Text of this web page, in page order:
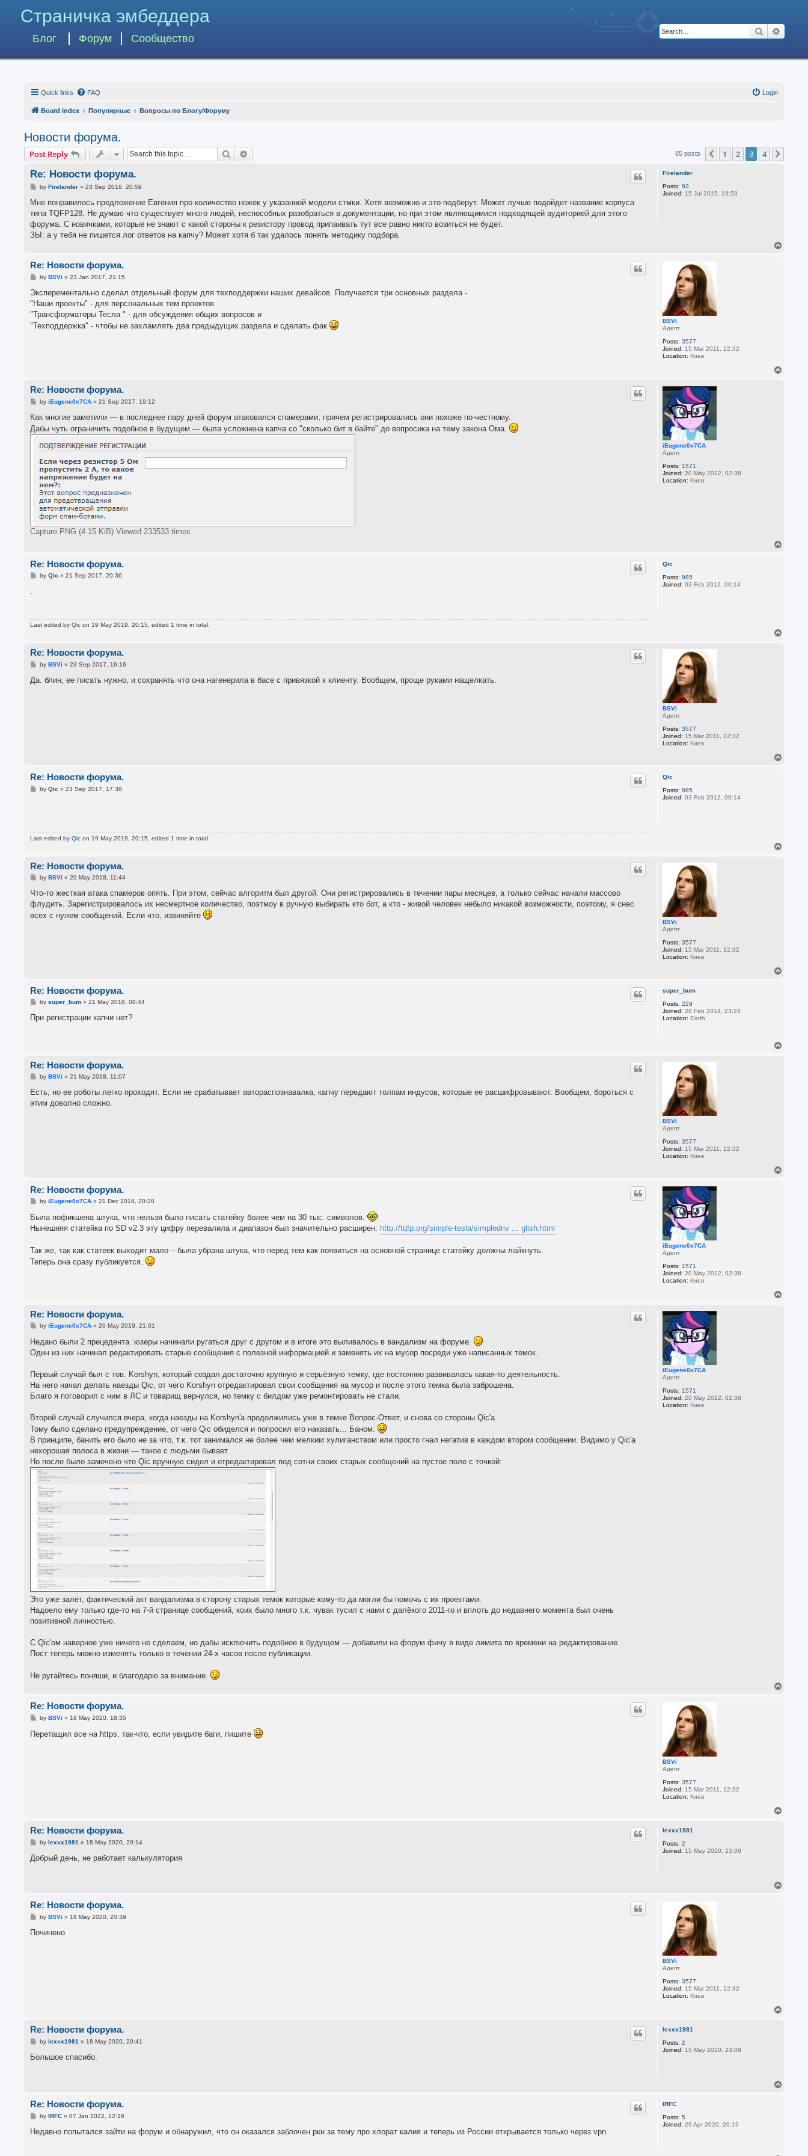
Страничка эмбеддера
Блог Форум Сообщество
Search
Quick links FAQ Login
Board index Популярные Вопросы по Блогу/Форуму
Новости форума.
Post Reply Search 85 posts Previous
1 2 3 4
Firelander
Posts: 93
Joined: 15 Jul 2015, 19:53
Re: Новости форума.
P
s
by Firelander» 23 Sep 2016, 20:59
Мне понравилось предложение Евгения про количество ножек у указанной модели стмки. Хотя возможно и это подберут. Может лучше подойдет название корпуса
типа TQFP128. Не думаю что существует много людей, неспособных разобраться в документации, но при этом являющимися подходящей аудиторией для этого
форума. С новичками, которые не знают с какой стороны к резистору провод припаивать тут все равно никто возиться не будет.
ЗЫ: а у тебя не пишется лог ответов на капчу? Может хотя б так удалось понять методику подбора.
BSVi
Адепт
Posts: 3577
Joined: 15 Mar 2011, 12:32
Location: Киев
Re: Новости форума.
P
s
by BSVi » 23 Jan 2017, 21:15
Эксперементально сделал отдельный форум для техподдержки наших девайсов. Получается три основных раздела -
"Наши проекты" - для персональных тем проектов
"Трансформаторы Тесла " - для обсуждения общих вопросов и
"Техподдержка" - чтобы не захламлять два предыдущих раздела и сделать фак
iEugene0x7CA
Адепт
Posts: 1571
Joined: 20 May 2012, 02:38
Location: Киев
Re: Новости форума.
P
s
by iEugene0x7CA» 21 Sep 2017, 19:12
Как многие заметили — в последнее пару дней форум атаковался спамерами, причем регистрировались они похоже по-честному.
Дабы чуть ограничить подобное в будущем — была усложнена капча со "сколько бит в байте" до вопросика на тему закона Ома.
Capture.PNG (4.15 KiB) Viewed 233533 times
Qic
Posts: 985
Joined: 03 Feb 2012, 00:14
Re: Новости форума.
Pby Qic » 21 Sep 2017, 20:36
.
Last edited by Qic on 19 May 2019, 20:15, edited 1 time in total.
BSVi
Адепт
Posts: 3577
Joined: 15 Mar 2011, 12:32
Location: Киев
Re: Новости форума.
P
s
by BSVi » 23 Sep 2017, 16:16
Да. блин, ее писать нужно, и сохранять что она нагенерила в басе с привязкой к клиенту. Вообщем, проще руками нащелкать.
Qic
Posts: 985
Joined: 03 Feb 2012, 00:14
Re: Новости форума.
Pby Qic » 23 Sep 2017, 17:38
Last edited by Qic on 19 May 2019, 20:15, edited 1 time in total.
BSVi
Адепт
Posts: 3577
Joined: 15 Mar 2011, 12:32
Location: Киев
Re: Новости форума.
P
s
by BSVi » 20 May 2018, 11:44
Что-то жесткая атака спамеров опять. При этом, сейчас алгоритм был другой. Они регистрировались в течении пары месяцев, а только сейчас начали массово
флудить. Зарегистрировалось их несмертное количество, поэтмоу в ручную выбирать кто бот, а кто - живой человек небыло никакой возможности, поэтому, я снес
всех с нулем сообщений. Если что, извиняйте
super_bum
Posts: 229
Joined: 28 Feb 2014, 23:24
Location: Earth
Re: Новости форума.
P
s
by super_bum» 21 May 2018, 08:44
При регистрации капчи нет?
BSVi
Адепт
Posts: 3577
Joined: 15 Mar 2011, 12:32
Location: Киев
Re: Новости форума.
P
s
by BSVi » 21 May 2018, 11:07
Есть, но ее роботы легко проходят. Если не срабатывает автораспознавалка, капчу передают толпам индусов, которые ее расшифровывают. Вообщем, бороться с
этим доволно сложно.
iEugene0x7CA
Адепт
Posts: 1571
Joined: 20 May 2012, 02:38
Location: Киев
Re: Новости форума.
P
s
t
by iEugene0x7CA» 21 Dec 2018, 20:20
Была пофикшена штука, что нельзя было писать статейку более чем на 30 тыс. символов.
Нынешняя статейка по SD v2.3 эту цифру перевалила и диапазон был значительно расширен: http://tqfp.org/simple-tesla/simpledriv ... glish.html
Так же, так как статеек выходит мало – была убрана штука, что перед тем как появиться на основной странице статейку должны лайкнуть.
Теперь она сразу публикуется.
iEugene0x7CA
Адепт
Posts: 1571
Joined: 20 May 2012, 02:38
Location: Киев
Re: Новости форума.
P
s
t
by iEugene0x7CA» 20 May 2019, 21:01
Недано были 2 прецедента. юзеры начинали ругаться друг с другом и в итоге это выливалось в вандализм на форуме.
Один из них начинал редактировать старые сообщения с полезной информацией и заменять их на мусор посреди уже написанных темок.
Первый случай был с тов. Korshyn, который создал достаточно крупную и серьёзную темку, где постоянно развивалась какая-то деятельность.
На него начал делать наезды Qic, от чего Korshyn отредактировал свои сообщения на мусор и после этого темка была заброшена.
Благо я поговорил с ним в ЛС и товарищ вернулся, но темку с билдом уже ремонтировать не стали.
Второй случай случился вчера, когда наезды на Korshyn'а продолжились уже в темке Вопрос-Ответ, и снова со стороны Qic'а.
Тому было сделано предупреждение, от чего Qic обиделся и попросил его наказать... Баном.
В принципе, банить его было не за что, т.к. тот занимался не более чем мелким хулиганством или просто гнал негатив в каждом втором сообщении. Видимо у Qic'а
нехорошая полоса в жизни — такое с людьми бывает.
Но после было замечено что Qic вручную сидел и отредактировал под сотни своих старых сообщений на пустое поле с точкой:
Это уже залёт, фактический акт вандализма в сторону старых темок которые кому-то да могли бы помочь с их проектами.
Надоело ему только где-то на 7-й странице сообщений, коих было много т.к. чувак тусил с нами с далёкого 2011-го и вплоть до недавнего момента был очень
позитивной личностью.
С Qic'ом наверное уже ничего не сделаем, но дабы исключить подобное в будущем — добавили на форум фичу в виде лимита по времени на редактирование.
Пост теперь можно изменять только в течении 24-х часов после публикации.
Не ругайтесь поняши, и благодарю за внимание.
BSVi
Адепт
Posts: 3577
Joined: 15 Mar 2011, 12:32
Location: Киев
Re: Новости форума.
P
s
t
by BSVi » 18 May 2020, 18:35
Перетащил все на https, так-что, если увидите баги, пишите
lexxx1981
Posts: 2
Joined: 15 May 2020, 23:09
Re: Новости форума.
P
s
by lexxx1981 » 18 May 2020, 20:14
Добрый день, не работает калькулятория
BSVi
Адепт
Posts: 3577
Joined: 15 Mar 2011, 12:32
Location: Киев
Re: Новости форума.
P
s
by BSVi » 18 May 2020, 20:39
Починено
lexxx1981
Posts: 2
Joined: 15 May 2020, 23:09
Re: Новости форума.
P
s
by lexxx1981 » 18 May 2020, 20:41
Большое спасибо:
IRFC
Posts: 5
Joined: 29 Apr 2020, 20:19
Re: Новости форума.
P
s
by IRFC» 07 Jan 2022, 12:16
Недавно попытался зайти на форум и обнаружил, что он оказался заблочен ркн за тему про хлорат калия и теперь из России открывается только через vpn